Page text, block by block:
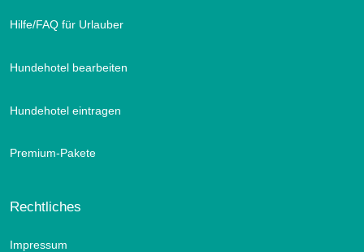
Hilfe/FAQ für Urlauber
Hundehotel bearbeiten
Hundehotel eintragen
Premium-Pakete
Rechtliches
Impressum